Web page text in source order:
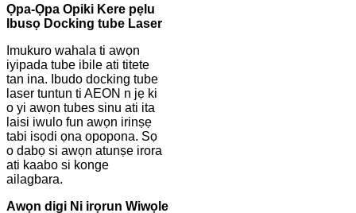
Ọpa-Ọpa Opiki Kere pẹlu
Ibusọ Docking tube Laser
Imukuro wahala ti awọn
iyipada tube ibile ati titete
tan ina. Ibudo docking tube
laser tuntun ti AEON n jẹ ki
o yi awọn tubes sinu ati ita
laisi iwulo fun awọn irinṣẹ
tabi isọdi ọna opopona. Sọ
o dabọ si awọn atunṣe irora
ati kaabo si konge
ailagbara.
Awọn digi Ni irọrun Wiwọle